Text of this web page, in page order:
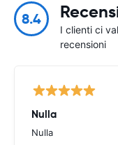
8.4
I clienti ci
recensioni
Nulla
Nulla